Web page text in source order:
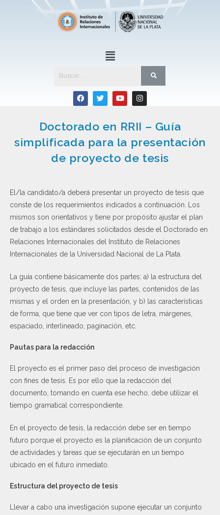
Doctorado en RRII – Guía
simplificada para la presentación
de proyecto de tesis
El/la candidato/a deberá presentar un proyecto de tesis que
conste de los requerimientos indicados a continuación. Los
mismos son orientativos y tiene por propósito ajustar el plan
de trabajo a los estándares solicitados desde el Doctorado en
Relaciones Internacionales del Instituto de Relaciones
Internacionales de la Universidad Nacional de La Plata.
La guía contiene básicamente dos partes: a) la estructura del
proyecto de tesis, que incluye las partes, contenidos de las
mismas y el orden en la presentación, y b) las características
de forma, que tiene que ver con tipos de letra, márgenes,
espaciado, interlineado, paginación, etc.
Pautas para la redacción
El proyecto es el primer paso del proceso de investigación
con fines de tesis. Es por ello que la redacción del
documento, tomando en cuenta ese hecho, debe utilizar el
tiempo gramatical correspondiente.
En el proyecto de tesis, la redacción debe ser en tiempo
futuro porque el proyecto es la planificación de un conjunto
de actividades y tareas que se ejecutarán en un tiempo
ubicado en el futuro inmediato.
Estructura del proyecto de tesis
Llevar a cabo una investigación supone ejecutar un conjunto